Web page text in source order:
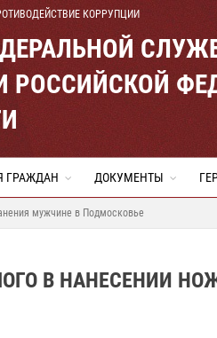
КОРРУПЦИИ
РОССИЙСКОЙ
ГРАЖДАН ДОКУМЕНТЫ
мужчине в Подмосковье
В НАНЕСЕНИИ